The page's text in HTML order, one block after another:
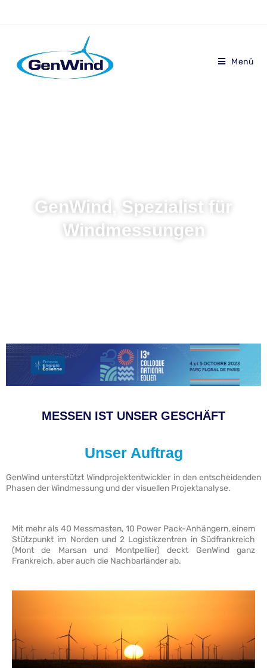
Menü
GenWind, Spezialist für
Windmessungen
MESSEN IST UNSER GESCHÄFT
Unser Auftrag
GenWind unterstützt Windprojektentwickler in den entscheidenden
Phasen der Windmessung und der visuellen Projektanalyse.
Mit mehr als 40 Messmasten, 10 Power Pack-Anhängern, einem
Stützpunkt im Norden und 2 Logistikzentren in Südfrankreich
(Mont de Marsan und Montpellier) deckt GenWind ganz
Frankreich, aber auch die Nachbarländer ab.